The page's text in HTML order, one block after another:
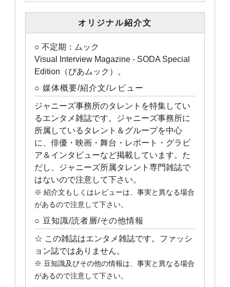
オリジナル紹介文
○ 不定期：ムック
Visual Interview Magazine ‐ SODA Special
Edition（ぴあムック）。
○ 媒体概要/紹介文/レビュー
ジャニーズ事務所のタレントを特集してい
るエンタメ雑誌です。ジャニーズ事務所に
所属しているタレント＆グループを中心
に、俳優・映画・舞台・レポート・グラビ
ア＆インタビューなど掲載しています。た
だし、ジャニーズ所属タレント専門雑誌で
はないので注意して下さい。
※ 紹介文もしくはレビューは、事実と異なる場合
があるので注意して下さい。
○ 豆知識/読者層/その他情報
☆ この雑誌はエンタメ雑誌です。ファッシ
ョン誌ではありません。
※ 豆知識及びその他の情報は、事実と異なる場合
があるので注意して下さい。